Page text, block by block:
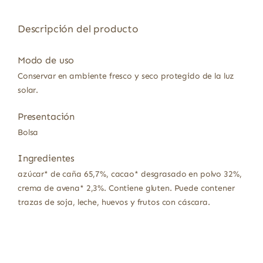
Descripción del producto
Modo de uso
Conservar en ambiente fresco y seco protegido de la luz
solar.
Presentación
Bolsa
Ingredientes
azúcar* de caña 65,7%, cacao* desgrasado en polvo 32%,
crema de avena* 2,3%. Contiene gluten. Puede contener
trazas de soja, leche, huevos y frutos con cáscara.